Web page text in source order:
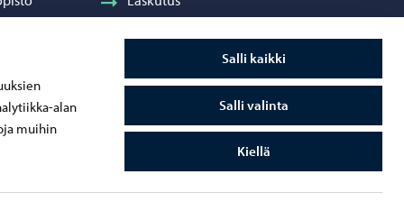
alan
muihin
Salli kaikki
Salli valinta
Kiellä